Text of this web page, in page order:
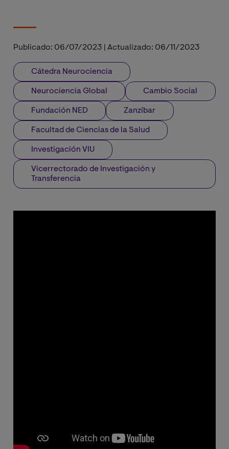
Publicado: 06/07/2023 Actualizado: 06/11/2023
Cátedra Neurociencia
Neurociencia Global Cambio Social
Fundación NED Zanzíbar
Facultad de Ciencias de la Salud
Investigación VIU
Vicerrectorado de Investigación y
Transferencia